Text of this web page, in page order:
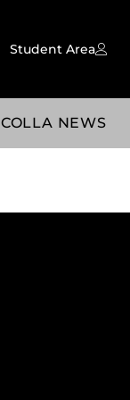
Student Area
NEWS